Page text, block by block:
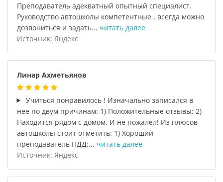
Преподаватель адекватный опытный специалист.
Руководство автошколы компетентные , всегда можно
дозвониться и задать... читать далее
Источник: Яндекс
Линар Ахметьянов
Учиться понравилось ! Изначально записался в
нее по двум причинам: 1) Положительные отзывы; 2)
Находится рядом с домом. И не пожалел! Из плюсов
автошколы стоит отметить: 1) Хороший
преподаватель ПДД;... читать далее
Источник: Яндекс